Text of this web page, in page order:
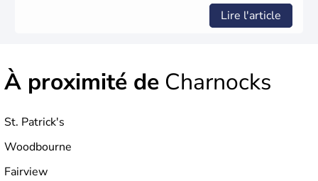
Lire l'article
À proximité de Charnocks
St. Patrick's
Woodbourne
Fairview